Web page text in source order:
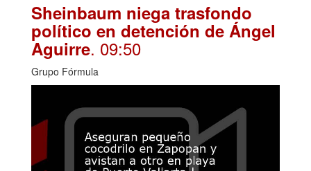
Sheinbaum niega trasfondo
político en detención de Ángel
Aguirre. 09:50
Grupo Fórmula